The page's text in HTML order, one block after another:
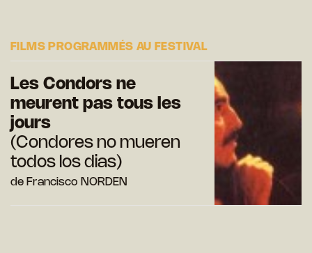
FILMS PROGRAMMÉS AU FESTIVAL
Les Condors ne
meurent pas tous les
jours
(Condores no mueren
todos los dias)
de Francisco NORDEN